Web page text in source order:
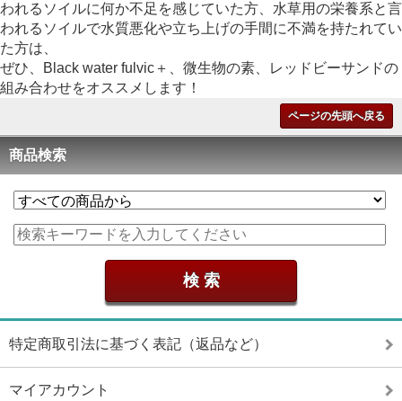
われるソイルに何か不足を感じていた方、水草用の栄養系と言
われるソイルで水質悪化や立ち上げの手間に不満を持たれてい
た方は、
ぜひ、Black water fulvic＋、微生物の素、レッドビーサンドの
組み合わせをオススメします！
ページの先頭へ戻る
商品検索
特定商取引法に基づく表記（返品など）
マイアカウント